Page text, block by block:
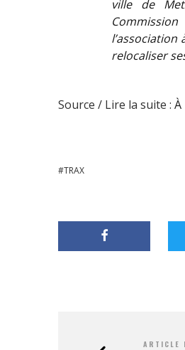
ville de
relocaliser
Source / Lire la suite : À
TRAX
ARTICLE